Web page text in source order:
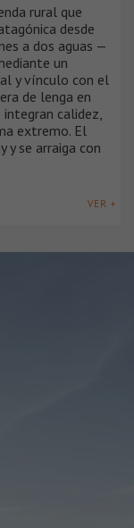
rural que
desde
a dos aguas —
un
y vínculo con el
de lenga en
calidez,
extremo. El
y se arraiga con
VER +